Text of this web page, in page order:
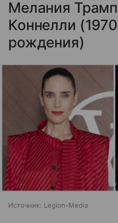
Мелания
Коннелли
рождения)
Источник: Legion-Media